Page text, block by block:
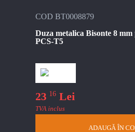
COD BT0008879
Duza metalica Bisonte 8
PCS-T5
23 16 Lei
TVA inclus
ADAUGĂ ÎN